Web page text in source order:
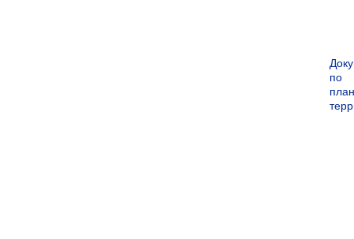
по